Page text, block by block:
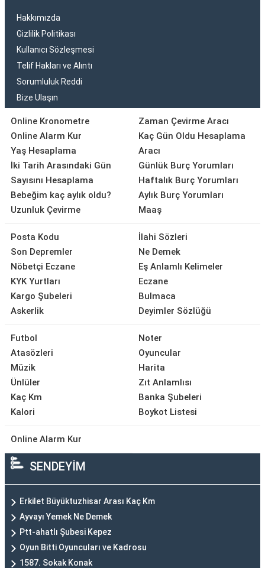
Hakkımızda
Gizlilik Politikası
Kullanıcı Sözleşmesi
Telif Hakları ve Alıntı
Sorumluluk Reddi
Bize Ulaşın
Online Kronometre
Online Alarm Kur
Yaş Hesaplama
İki Tarih Arasındaki Gün
Sayısını Hesaplama
Bebeğim kaç aylık oldu?
Uzunluk Çevirme
Zaman Çevirme Aracı
Kaç Gün Oldu Hesaplama
Aracı
Günlük Burç Yorumları
Haftalık Burç Yorumları
Aylık Burç Yorumları
Maaş
Posta Kodu
Son Depremler
Nöbetçi Eczane
KYK Yurtları
Kargo Şubeleri
Askerlik
İlahi Sözleri
Ne Demek
Eş Anlamlı Kelimeler
Eczane
Bulmaca
Deyimler Sözlüğü
Futbol
Atasözleri
Müzik
Ünlüler
Kaç Km
Kalori
Noter
Oyuncular
Harita
Zıt Anlamlısı
Banka Şubeleri
Boykot Listesi
Online Alarm Kur
SENDEYİM
Erkilet Büyüktuzhisar Arası Kaç Km
Ayvayı Yemek Ne Demek
Ptt-ahatlı Şubesi Kepez
Oyun Bitti Oyuncuları ve Kadrosu
1587. Sokak Konak